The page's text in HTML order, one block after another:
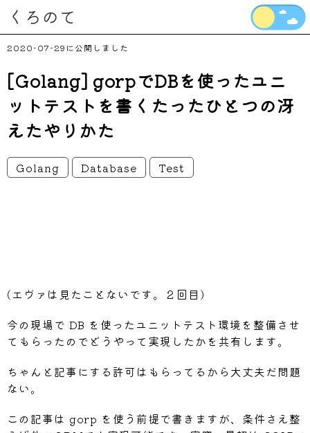
くろのて
2020-07-29
[Golang] gorpでDBを使ったユニ
ットテストを書くたったひとつの冴
えたやりかた
Golang Database Test
(エヴァは見たことないです。２回目)
今の現場で DB を使ったユニットテスト環境を整備させ
てもらったのでどうやって実現したかを共有します。
ちゃんと記事にする許可はもらってるから大丈夫だ問題
ない。
この記事は gorp を使う前提で書きますが、条件さえ整